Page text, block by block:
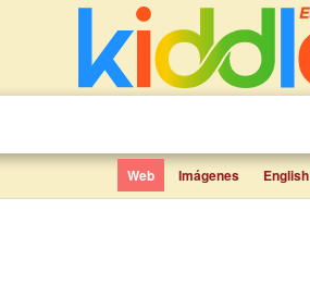
Web Imágenes English